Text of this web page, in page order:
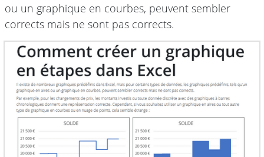
ou un graphique en courbes, peuvent sembler
corrects mais ne sont pas corrects.